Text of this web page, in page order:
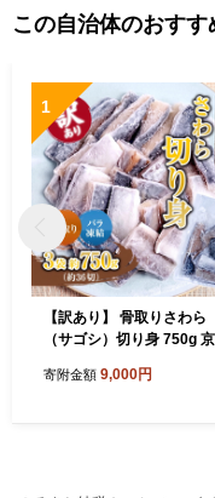
この自治体のおすす
1
【訳あり】 骨取りさわら
（サゴシ）切り身 750g
り魚 さわら切り身 サゴシ
寄附金額 9,000円